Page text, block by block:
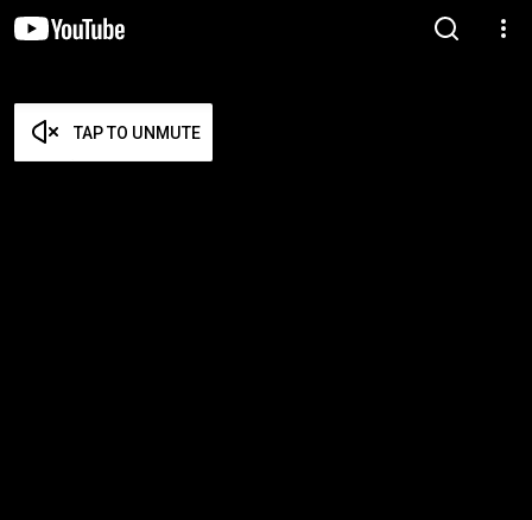
TAP TO UNMUTE